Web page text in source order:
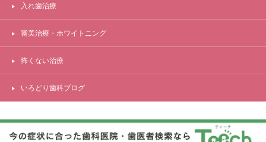
入れ歯治療
審美治療・ホワイトニング
怖くない治療
いろどり歯科ブログ